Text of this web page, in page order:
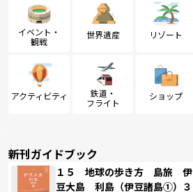
イベント・
観戦
世界遺産 リゾート
アクティビティ
鉄道・
フライト
ショップ
新刊ガイドブック
１５ 地球の歩き方 島旅 伊
豆大島 利島（伊豆諸島①）３